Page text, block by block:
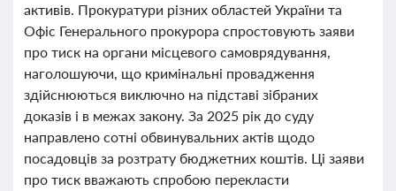
активів. Прокуратури різних областей України та
Офіс Генерального прокурора спростовують заяви
про тиск на органи місцевого самоврядування,
наголошуючи, що кримінальні провадження
здійснюються виключно на підставі зібраних
доказів і в межах закону. За 2025 рік до суду
направлено сотні обвинувальних актів щодо
посадовців за розтрату бюджетних коштів. Ці заяви
про тиск вважають спробою перекласти